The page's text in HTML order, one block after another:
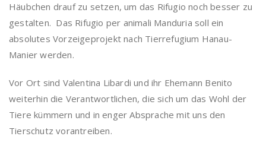
Häubchen drauf zu setzen, um das Rifugio noch besser zu
gestalten. Das Rifugio per animali Manduria soll ein
absolutes Vorzeigeprojekt nach Tierrefugium Hanau-
Manier werden.
Vor Ort sind Valentina Libardi und ihr Ehemann Benito
weiterhin die Verantwortlichen, die sich um das Wohl der
Tiere kümmern und in enger Absprache mit uns den
Tierschutz vorantreiben.